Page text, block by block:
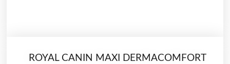
ROYAL CANIN MAXI DERMACOMFORT